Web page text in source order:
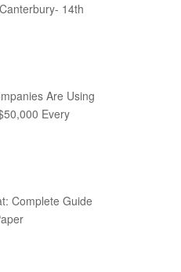
14th
Are Using
Every
Complete Guide